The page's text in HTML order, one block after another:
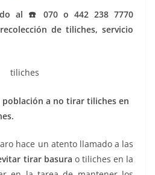
al ☎️ 070 o 442 238 7770
de tiliches, servicio
población a no tirar tiliches en
hace un atento llamado a las
tirar basura o tiliches en la